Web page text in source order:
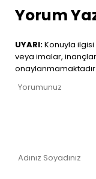
Yorum
UYARI:Konuyla
veya imalar,
onaylanmamaktadır.